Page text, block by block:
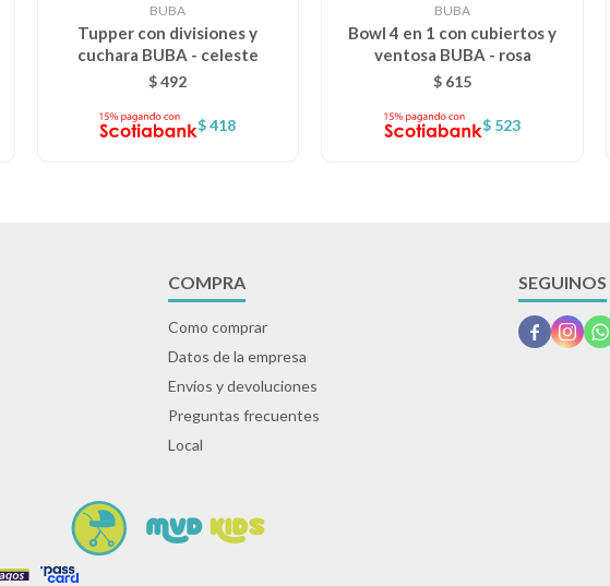
BUBA
Tupper con divisiones y
cuchara BUBA - celeste
$ 492
$ 418
BUBA
Bowl 4 en 1 con cubiertos y
ventosa BUBA - rosa
$ 615
$ 523
COMPRA
Como comprar
Datos de la empresa
Envíos y devoluciones
Preguntas frecuentes
Local
SEGUINOS
  